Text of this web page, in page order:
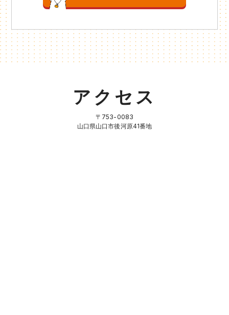
アクセス
〒753-0083
山口県山口市後河原41番地